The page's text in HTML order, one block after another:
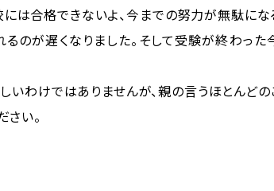
合格できないよ、今までの努力が無駄にな
のが遅くなりました。そして受験が終わった
わけではありませんが、親の言うほとんどの
い。